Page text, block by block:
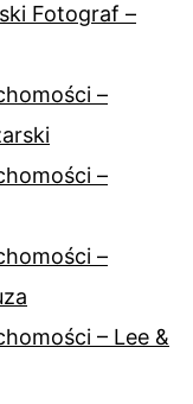
Fotograf –
–
–
–
– Lee &